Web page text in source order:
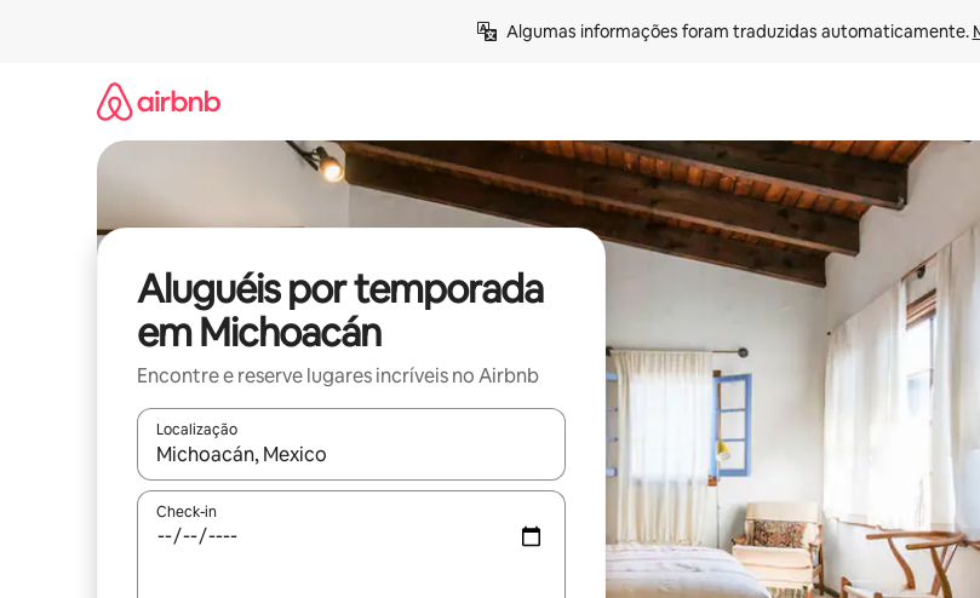
Algumas informações foram traduzidas automaticamente.
Aluguéis por temporada
em Michoacán
Encontre e reserve lugares incríveis no Airbnb
Localização
Quando os resultados estiverem disponíveis, explore-os usando as seta para cima e para baixo do
Check-in